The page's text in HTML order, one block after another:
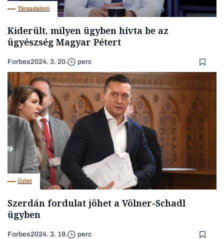
Társadalom
Kiderült, milyen ügyben hívta be az
ügyészség Magyar Pétert
Forbes2024. 3. 20. perc
Üzlet
Szerdán fordulat jöhet a Völner-Schadl
ügyben
Forbes2024. 3. 19. perc